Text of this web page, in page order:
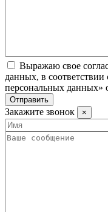
Выражаю свое
данных, в
персональных данных»
Отправить
Закажите звонок ×